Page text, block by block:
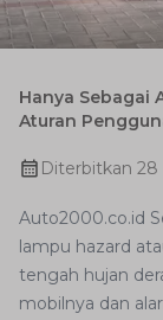
Hanya Sebagai
Aturan
Diterbitkan 28
Auto2000.co.id
lampu hazard
tengah hujan
mobilnya dan